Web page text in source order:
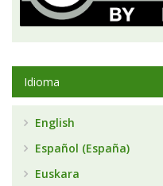
Idioma
English
Español (España)
Euskara